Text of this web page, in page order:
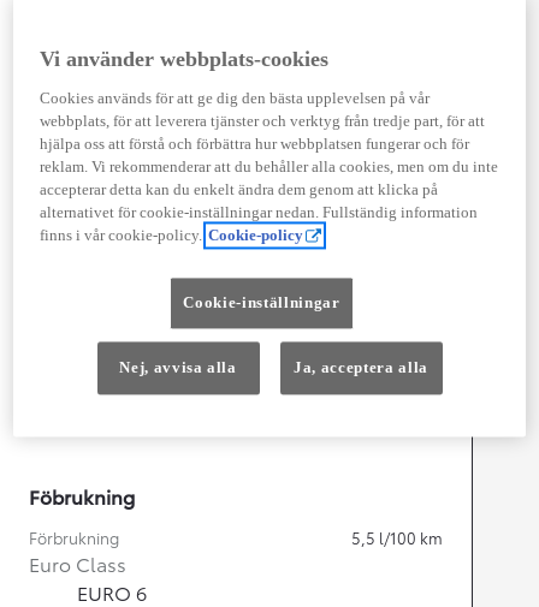
4 403 mm
Height
1 880
mm
Width
1 848mm
Föbrukning
Förbrukning 5,5 l/100 km
Euro Class
EURO 6
Vi använder webbplats-cookies
Cookies används för att ge dig den bästa upplevelsen på vår
webbplats, för att leverera tjänster och verktyg från tredje part, för att
hjälpa oss att förstå och förbättra hur webbplatsen fungerar och för
reklam. Vi rekommenderar att du behåller alla cookies, men om du inte
accepterar detta kan du enkelt ändra dem genom att klicka på
alternativet för cookie-inställningar nedan. Fullständig information
finns i vår cookie-policy. Cookie-policy
Cookie-inställningar
Nej, avvisa alla Ja, acceptera alla